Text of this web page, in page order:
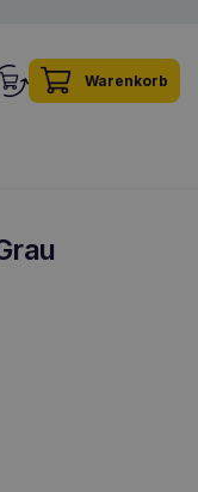
Warenkorb